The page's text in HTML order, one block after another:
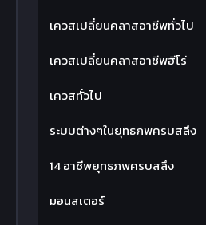
เควสเปลี่ยนคลาสอาชีพทั่วไป
เควสเปลี่ยนคลาสอาชีพฮีโร่
เควสทั่วไป
ระบบต่างๆในยุทธภพครบสลึง
14 อาชีพยุทธภพครบสลึง
มอนสเตอร์